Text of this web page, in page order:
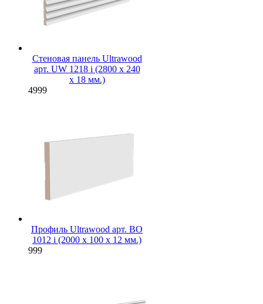
Стеновая панель Ultrawood
арт. UW 1218 i (2800 х 240
х 18 мм.)
4999
Профиль Ultrawood арт. BO
1012 i (2000 х 100 х 12 мм.)
999